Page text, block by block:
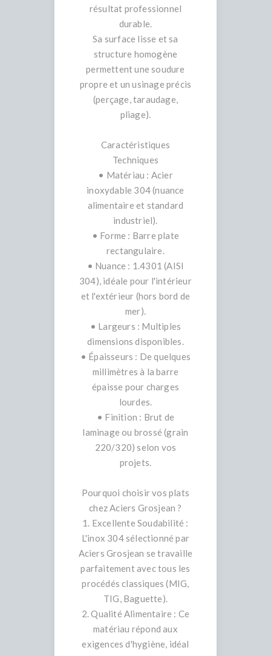
résultat professionnel
durable.
Sa surface lisse et sa
structure homogène
permettent une soudure
propre et un usinage précis
(perçage, taraudage,
pliage).
Caractéristiques
Techniques
• Matériau : Acier
inoxydable 304 (nuance
alimentaire et standard
industriel).
• Forme : Barre plate
rectangulaire.
• Nuance : 1.4301 (AISI
304), idéale pour l'intérieur
et l'extérieur (hors bord de
mer).
• Largeurs : Multiples
dimensions disponibles.
• Épaisseurs : De quelques
millimètres à la barre
épaisse pour charges
lourdes.
• Finition : Brut de
laminage ou brossé (grain
220/320) selon vos
projets.
Pourquoi choisir vos plats
chez Aciers Grosjean ?
1. Excellente Soudabilité :
L'inox 304 sélectionné par
Aciers Grosjean se travaille
parfaitement avec tous les
procédés classiques (MIG,
TIG, Baguette).
2. Qualité Alimentaire : Ce
matériau répond aux
exigences d'hygiène, idéal